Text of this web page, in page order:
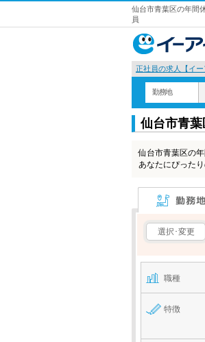
仙台市青葉区の年間
員
正社員の求人【イ
勤務地
仙台市青
仙台市青葉区の
あなたにぴった
選択･変更
職種
特徴